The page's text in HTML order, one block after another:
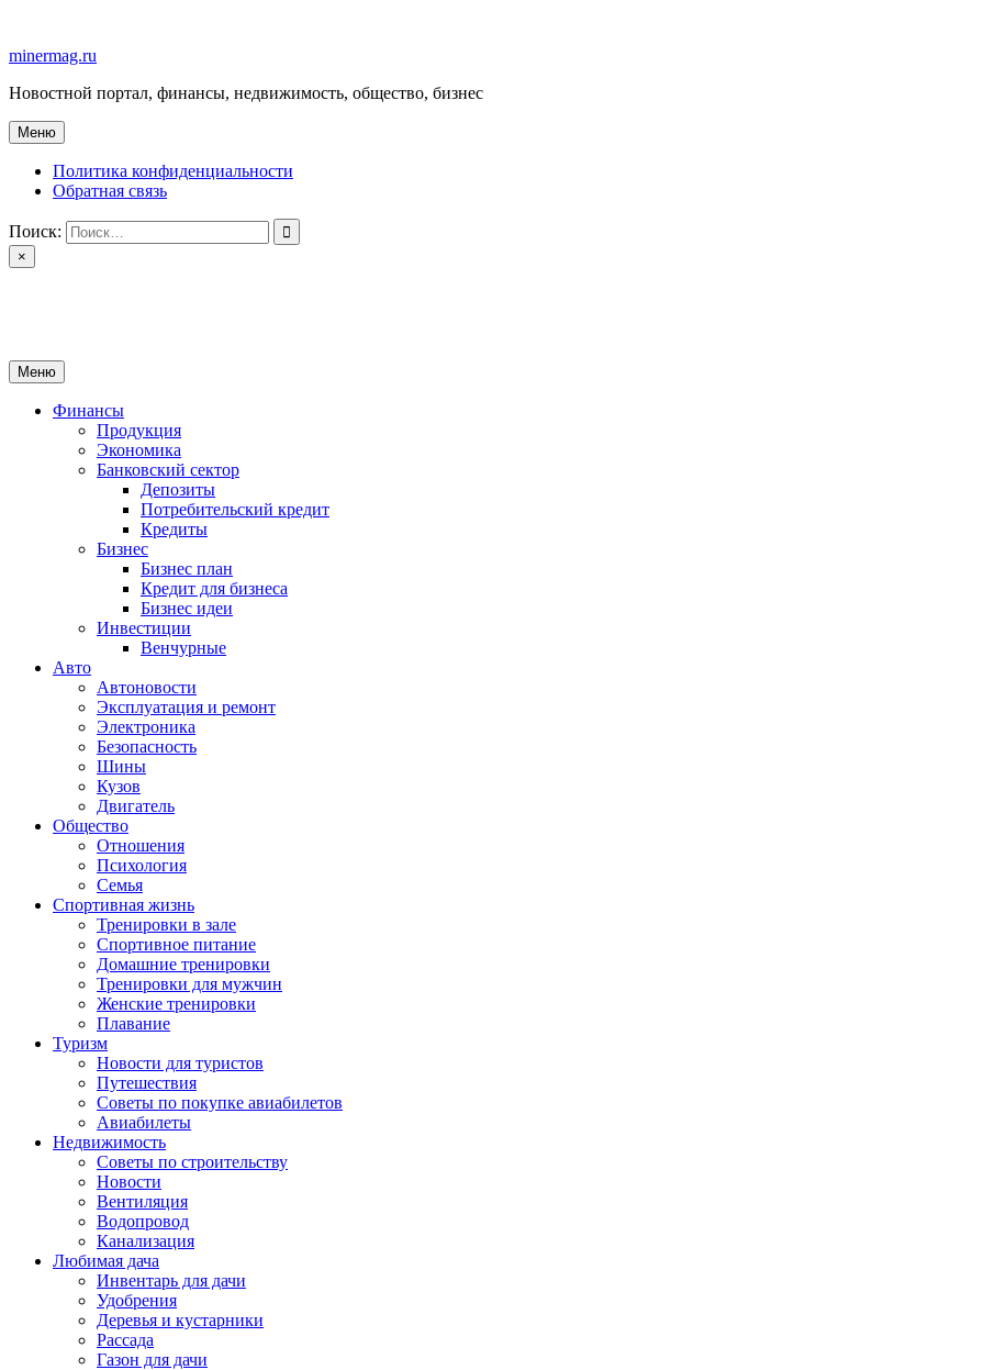
содержимому
minermag.ru
Новостной портал, финансы, недвижимость, общество, бизнес
Меню
Политика конфиденциальности
Обратная связь
Поиск:
×
Меню
Финансы
Продукция
Экономика
Банковский сектор
Депозиты
Потребительский кредит
Кредиты
Бизнес
Бизнес план
Кредит для бизнеса
Бизнес идеи
Инвестиции
Венчурные
Авто
Автоновости
Эксплуатация и ремонт
Электроника
Безопасность
Шины
Кузов
Двигатель
Общество
Отношения
Психология
Семья
Спортивная жизнь
Тренировки в зале
Спортивное питание
Домашние тренировки
Тренировки для мужчин
Женские тренировки
Плавание
Туризм
Новости для туристов
Путешествия
Советы по покупке авиабилетов
Авиабилеты
Недвижимость
Советы по строительству
Новости
Вентиляция
Водопровод
Канализация
Любимая дача
Инвентарь для дачи
Удобрения
Деревья и кустарники
Рассада
Газон для дачи